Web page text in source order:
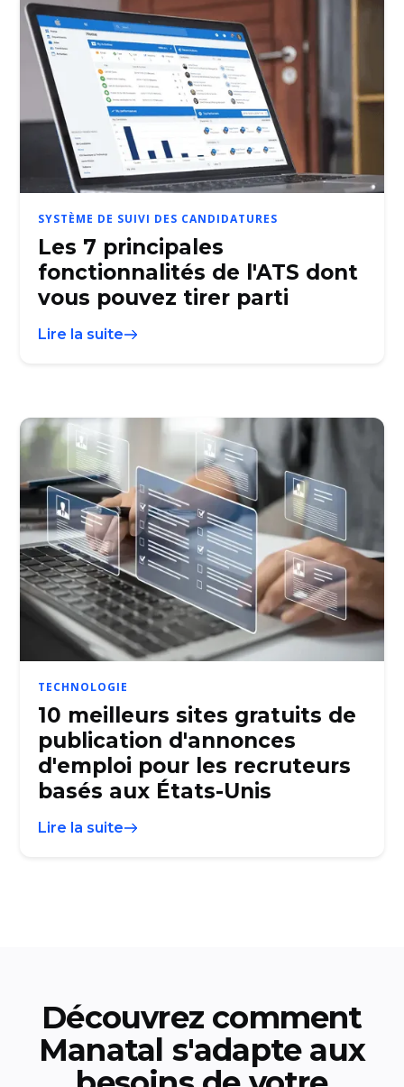
SYSTÈME DE SUIVI DES CANDIDATURES
Les 7 principales
fonctionnalités de l'ATS dont
vous pouvez tirer parti
Lire la suite
TECHNOLOGIE
10 meilleurs sites gratuits de
publication d'annonces
d'emploi pour les recruteurs
basés aux États-Unis
Lire la suite
Découvrez comment
Manatal s'adapte aux